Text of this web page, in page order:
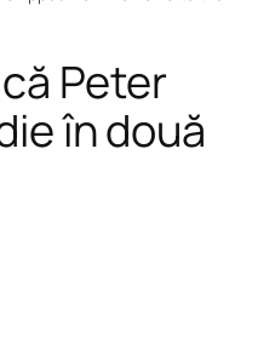
Peter
în două